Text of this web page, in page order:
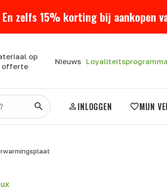
zelfs 15% korting bij aankopen
op
offerte
Nieuws Loyaliteitsprogramma
INLOGGEN MIJN